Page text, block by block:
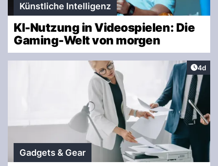
Künstliche Intelligenz
KI-Nutzung in Videospielen: Die
Gaming-Welt von morgen
4d
Gadgets & Gear